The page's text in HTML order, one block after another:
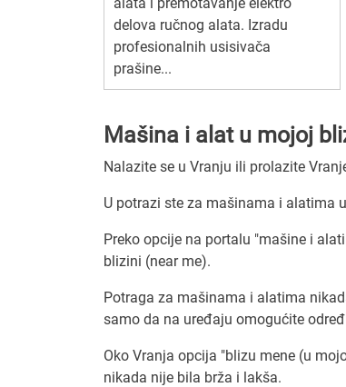
delova ručnog alata. Izradu
profesionalnih usisivača
prašine...
Mašina i alat u mojoj
Nalazite se u Vranju ili prolazite
U potrazi ste za mašinama i alatima
Preko opcije na portalu "mašine i
blizini (near me).
Potraga za mašinama i alatima
samo da na uređaju omogućite
Oko Vranja opcija "blizu mene (u
nikada nije bila brža i lakša.